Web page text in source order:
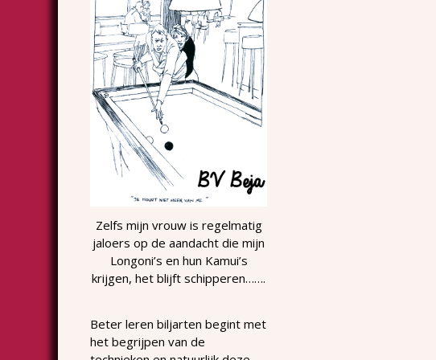
Zelfs mijn vrouw is regelmatig
jaloers op de aandacht die mijn
Longoni’s en hun Kamui’s
krijgen, het blijft schipperen…….
Beter leren biljarten begint met
het begrijpen van de